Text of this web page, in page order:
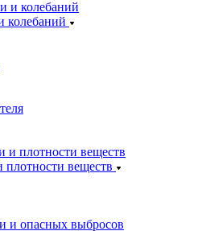
колебаний
плотности веществ